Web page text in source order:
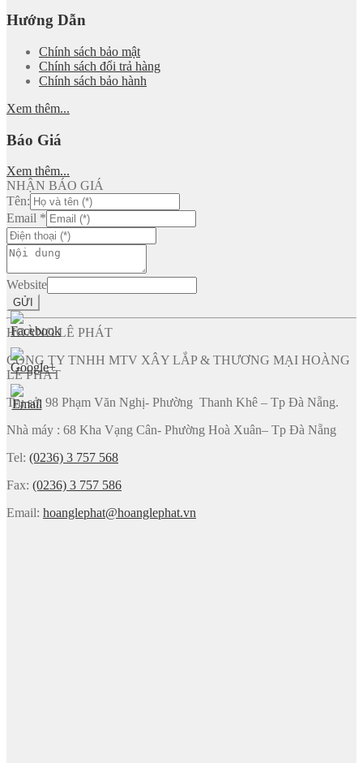
Hướng Dẫn
Chính sách bảo mật
Chính sách đổi trả hàng
Chính sách bảo hành
Xem thêm...
Báo Giá
Xem thêm...
NHẬN BÁO GIÁ
Tên:
Email *
Website
GỬI
HOÀNG LÊ PHÁT
CÔNG TY TNHH MTV XÂY LẮP & THƯƠNG MẠI HOÀNG
LÊ PHÁT
Trụ sở: 98 Phạm Văn Nghị- Phường Thanh Khê – Tp Đà Nẵng.
Nhà máy : 68 Kha Vạng Cân- Phường Hoà Xuân– Tp Đà Nẵng
Tel: (0236) 3 757 568
Fax: (0236) 3 757 586
Email: hoanglephat@hoanglephat.vn